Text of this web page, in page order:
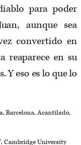
para poder
aunque sea
convertido en
reaparece en su
eso es lo que lo
Barcelona, Acantilado,
Cambridge University